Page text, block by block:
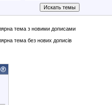
тема з новими дописами
тема без нових дописів